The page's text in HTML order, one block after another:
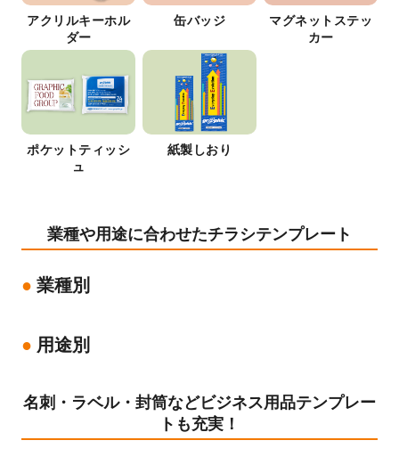
アクリルキーホル
ダー
缶バッジ
マグネットステッ
カー
ポケットティッシ
ュ
紙製しおり
業種や用途に合わせたチラシテンプレート
業種別
用途別
名刺・ラベル・封筒などビジネス用品テンプレー
トも充実！